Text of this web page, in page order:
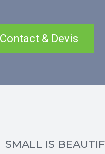
Contact & Devis
SMALL IS